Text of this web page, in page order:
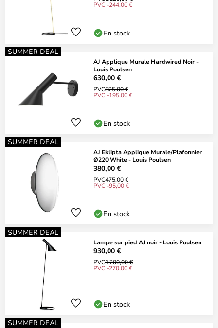
PVC -244,00 €
En stock
SUMMER DEAL
AJ Applique Murale Hardwired Noir -
Louis Poulsen
630,00 €
PVC825,00 €
PVC -195,00 €
En stock
SUMMER DEAL
AJ Eklipta Applique Murale/Plafonnier
Ø220 White - Louis Poulsen
380,00 €
PVC475,00 €
PVC -95,00 €
En stock
SUMMER DEAL
Lampe sur pied AJ noir - Louis Poulsen
930,00 €
PVC1 200,00 €
PVC -270,00 €
En stock
SUMMER DEAL